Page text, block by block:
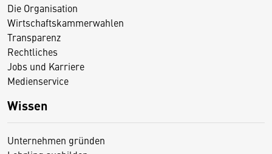
Die Organisation
Wirtschaftskammerwahlen
Transparenz
Rechtliches
Jobs und Karriere
Medienservice
Wissen
Unternehmen gründen